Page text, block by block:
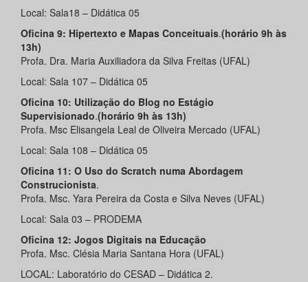
Local: Sala18 – Didática 05
Oficina 9: Hipertexto e Mapas Conceituais.(horário 9h às
13h)
Profa. Dra. Maria Auxiliadora da Silva Freitas (UFAL)
Local: Sala 107 – Didática 05
Oficina 10: Utilização do Blog no Estágio
Supervisionado.(horário 9h às 13h)
Profa. Msc Elisangela Leal de Oliveira Mercado (UFAL)
Local: Sala 108 – Didática 05
Oficina 11: O Uso do Scratch numa Abordagem
Construcionista.
Profa. Msc. Yara Pereira da Costa e Silva Neves (UFAL)
Local: Sala 03 – PRODEMA
Oficina 12: Jogos Digitais na Educação
Profa. Msc. Clésia Maria Santana Hora (UFAL)
LOCAL: Laboratório do CESAD – Didática 2.